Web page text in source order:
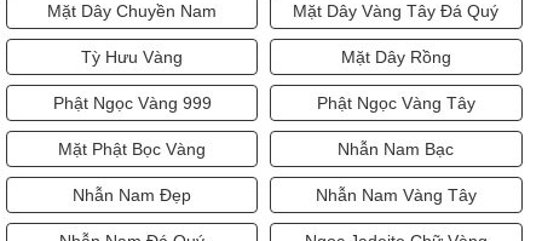
Mặt Dây Chuyền Nam Mặt Dây Vàng Tây Đá Quý
Tỳ Hưu Vàng Mặt Dây Rồng
Phật Ngọc Vàng 999 Phật Ngọc Vàng Tây
Mặt Phật Bọc Vàng Nhẫn Nam Bạc
Nhẫn Nam Đẹp Nhẫn Nam Vàng Tây